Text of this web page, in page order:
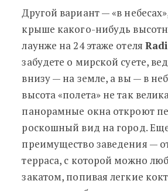
Другой вариант — «в
крыше какого-нибудь
лаунже на 24 этаже отеля
забудете о мирской суете,
внизу — на земле, а вы — в
высота «полета» не так
панорамные окна откроют
роскошный вид на город.
преимущество заведения —
терраса, с которой можно
закатом, попивая легкие